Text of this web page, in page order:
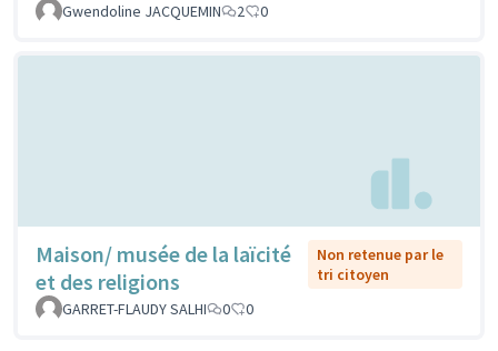
Gwendoline JACQUEMIN 2 0
Maison/ musée de la laïcité
et des religions
Non retenue par le
tri citoyen
GARRET-FLAUDY SALHI
0 0